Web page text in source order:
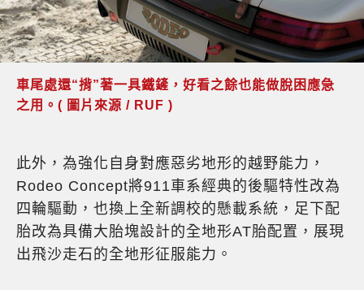
車尾處還“揹”著一具鐵鏟，好看之餘也能做脫困應急
之用。( 圖片來源 / RUF )
此外，為強化自身對應惡劣地形的越野能力，
Rodeo Concept將911車系經典的後驅特性改為
四輪驅動，也換上全新調校的懸載系統，足下配
胎改為具備大胎塊設計的全地形AT胎配置，展現
出飛沙走石的全地形征服能力。